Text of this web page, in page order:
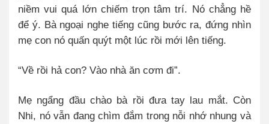
niềm vui quá lớn chiếm trọn tâm trí. Nó chẳng hề
để ý. Bà ngoại nghe tiếng cũng bước ra, đứng nhìn
mẹ con nó quấn quýt một lúc rồi mới lên tiếng.
“Về rồi hả con? Vào nhà ăn cơm đi”.
Mẹ ngẩng đầu chào bà rồi đưa tay lau mắt. Còn
Nhi, nó vẫn đang chìm đắm trong nỗi nhớ nhung và